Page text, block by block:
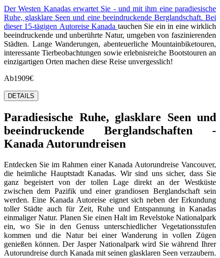
Der Westen Kanadas erwartet Sie - und mit ihm eine paradiesische
Ruhe, glasklare Seen und eine beeindruckende Berglandschaft. Bei
dieser 15-tägigen Autoreise Kanada tauchen Sie ein in eine wirklich
beeindruckende und unberührte Natur, umgeben von faszinierenden
Städten. Lange Wanderungen, abenteuerliche Mountainbiketouren,
interessante Tierbeobachtungen sowie erlebnisreiche Bootstouren an
einzigartigen Orten machen diese Reise unvergesslich!
Ab1909€
DETAILS
Paradiesische Ruhe, glasklare Seen und
beeindruckende Berglandschaften -
Kanada Autorundreisen
Entdecken Sie im Rahmen einer Kanada Autorundreise Vancouver,
die heimliche Hauptstadt Kanadas. Wir sind uns sicher, dass Sie
ganz begeistert von der tollen Lage direkt an der Westküste
zwischen dem Pazifik und einer grandiosen Berglandschaft sein
werden. Eine Kanada Autoreise eignet sich neben der Erkundung
toller Städte auch für Zeit, Ruhe und Entspannung in Kanadas
einmaliger Natur. Planen Sie einen Halt im Revelstoke Nationalpark
ein, wo Sie in den Genuss unterschiedlicher Vegetationsstufen
kommen und die Natur bei einer Wanderung in vollen Zügen
genießen können. Der Jasper Nationalpark wird Sie während Ihrer
Autorundreise durch Kanada mit seinen glasklaren Seen verzaubern.